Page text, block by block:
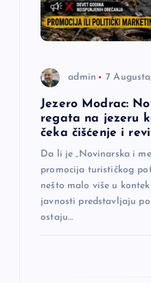
admin 7
Jezero Modrac:
regata na jezeru
čeka čišćenje i
Da li je „Novinarska i
promocija turističkog
nešto malo više u
javnosti predstavljaju
ostaju…